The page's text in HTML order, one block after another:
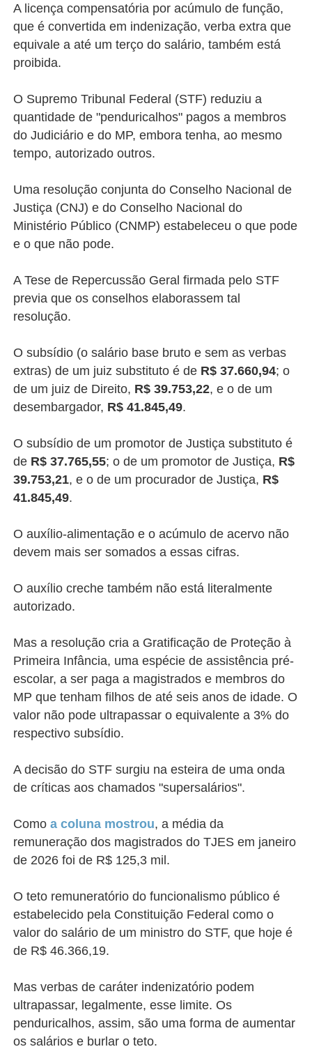
A licença compensatória por acúmulo de função,
que é convertida em indenização, verba extra que
equivale a até um terço do salário, também está
proibida.
O Supremo Tribunal Federal (STF) reduziu a
quantidade de "penduricalhos" pagos a membros
do Judiciário e do MP, embora tenha, ao mesmo
tempo, autorizado outros.
Uma resolução conjunta do Conselho Nacional de
Justiça (CNJ) e do Conselho Nacional do
Ministério Público (CNMP) estabeleceu o que pode
e o que não pode.
A Tese de Repercussão Geral firmada pelo STF
previa que os conselhos elaborassem tal
resolução.
O subsídio (o salário base bruto e sem as verbas
extras) de um juiz substituto é de R$ 37.660,94; o
de um juiz de Direito, R$ 39.753,22, e o de um
desembargador, R$ 41.845,49.
O subsídio de um promotor de Justiça substituto é
de R$ 37.765,55; o de um promotor de Justiça, R$
39.753,21, e o de um procurador de Justiça, R$
41.845,49.
O auxílio-alimentação e o acúmulo de acervo não
devem mais ser somados a essas cifras.
O auxílio creche também não está literalmente
autorizado.
Mas a resolução cria a Gratificação de Proteção à
Primeira Infância, uma espécie de assistência pré-
escolar, a ser paga a magistrados e membros do
MP que tenham filhos de até seis anos de idade. O
valor não pode ultrapassar o equivalente a 3% do
respectivo subsídio.
A decisão do STF surgiu na esteira de uma onda
de críticas aos chamados "supersalários".
Comoa coluna mostrou, a média da
remuneração dos magistrados do TJES em janeiro
de 2026 foi de R$ 125,3 mil.
O teto remuneratório do funcionalismo público é
estabelecido pela Constituição Federal como o
valor do salário de um ministro do STF, que hoje é
de R$ 46.366,19.
Mas verbas de caráter indenizatório podem
ultrapassar, legalmente, esse limite. Os
penduricalhos, assim, são uma forma de aumentar
os salários e burlar o teto.